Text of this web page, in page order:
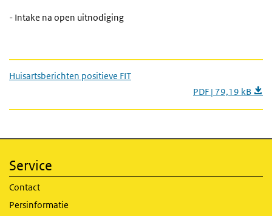
- Intake na open uitnodiging
Huisartsberichten positieve FIT
PDF | 79,19 kB
Service
Contact
Persinformatie